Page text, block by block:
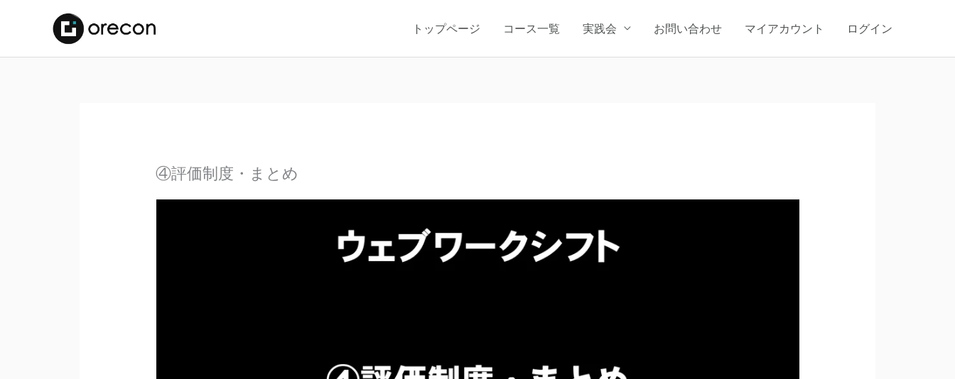
トップページ コース一覧 実践会 お問い合わせ マイアカウント ログイン
④評価制度・まとめ